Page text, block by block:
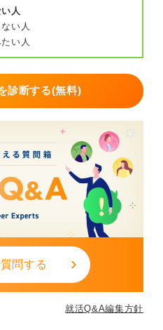
人
い人
い人
診断する(無料)
問する
就活Q&A編集方針